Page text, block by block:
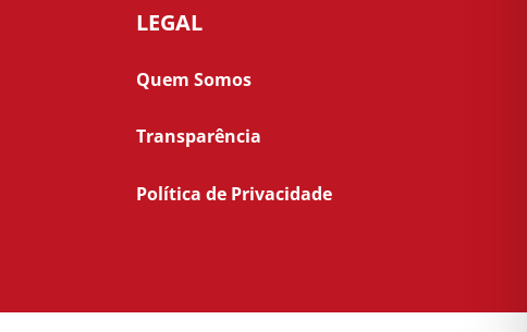
LEGAL
Quem Somos
Transparência
Política de Privacidade